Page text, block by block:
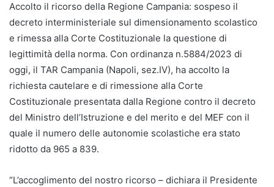
Accolto il ricorso della Regione Campania: sospeso il
decreto interministeriale sul dimensionamento scolastico
e rimessa alla Corte Costituzionale la questione di
legittimità della norma. Con ordinanza n.5884/2023 di
oggi, il TAR Campania (Napoli, sez.IV), ha accolto la
richiesta cautelare e di rimessione alla Corte
Costituzionale presentata dalla Regione contro il decreto
del Ministro dell’Istruzione e del merito e del MEF con il
quale il numero delle autonomie scolastiche era stato
ridotto da 965 a 839.
“L’accoglimento del nostro ricorso – dichiara il Presidente